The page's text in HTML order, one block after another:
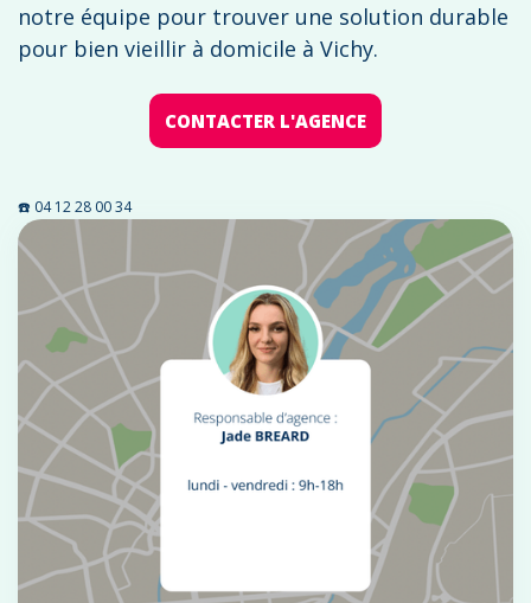
notre équipe pour trouver une solution durable
pour bien vieillir à domicile à Vichy.
CONTACTER L'AGENCE
☎️ 04 12 28 00 34